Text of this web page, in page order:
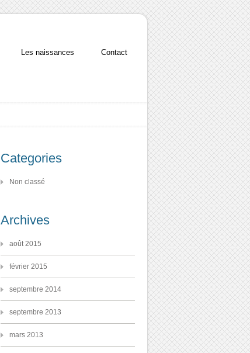
Les naissances Contact
Categories
Non classé
Archives
août 2015
février 2015
septembre 2014
septembre 2013
mars 2013